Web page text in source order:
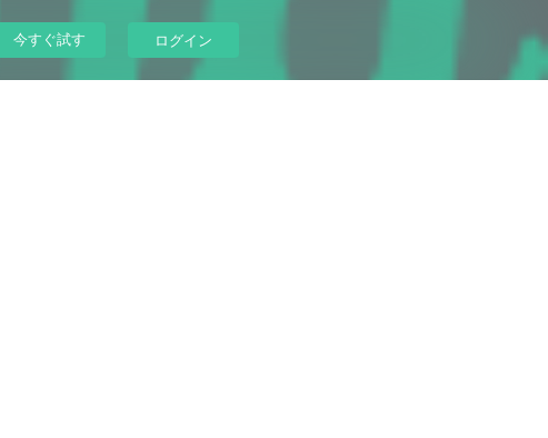
今すぐ試す ログイン